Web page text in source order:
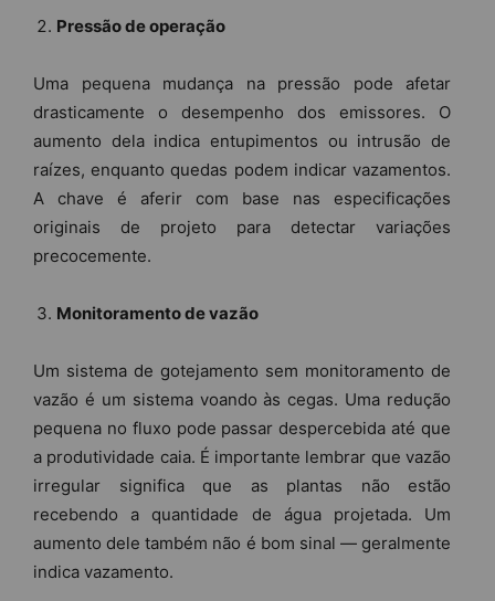
Pressão de operação
Uma pequena mudança na pressão pode afetar
drasticamente o desempenho dos emissores. O
aumento dela indica entupimentos ou intrusão de
raízes, enquanto quedas podem indicar vazamentos.
A chave é aferir com base nas especificações
originais de projeto para detectar variações
precocemente.
Monitoramento de vazão
Um sistema de gotejamento sem monitoramento de
vazão é um sistema voando às cegas. Uma redução
pequena no fluxo pode passar despercebida até que
a produtividade caia. É importante lembrar que vazão
irregular significa que as plantas não estão
recebendo a quantidade de água projetada. Um
aumento dele também não é bom sinal — geralmente
indica vazamento.